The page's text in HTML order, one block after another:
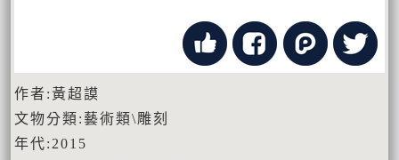
作者:黃超謨
文物分類:藝術類\雕刻
年代:2015